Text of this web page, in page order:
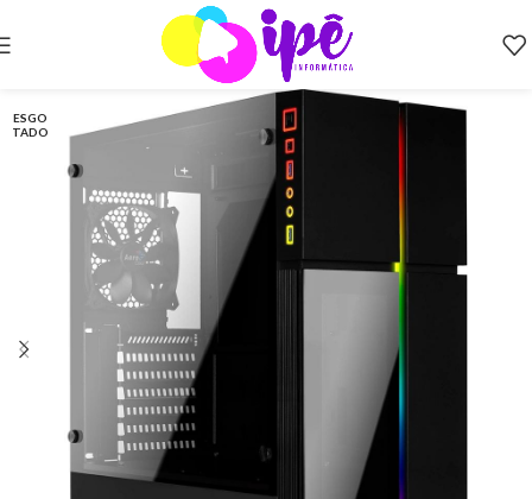
ESGO
TADO